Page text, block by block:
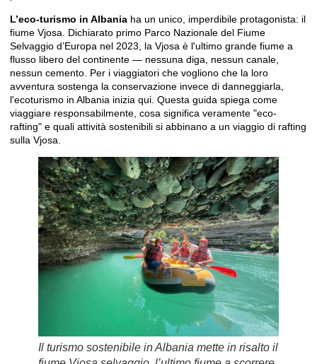
L’eco-turismo in Albania ha un unico, imperdibile protagonista: il
fiume Vjosa. Dichiarato primo Parco Nazionale del Fiume
Selvaggio d’Europa nel 2023, la Vjosa è l'ultimo grande fiume a
flusso libero del continente — nessuna diga, nessun canale,
nessun cemento. Per i viaggiatori che vogliono che la loro
avventura sostenga la conservazione invece di danneggiarla,
l'ecoturismo in Albania inizia qui. Questa guida spiega come
viaggiare responsabilmente, cosa significa veramente "eco-
rafting" e quali attività sostenibili si abbinano a un viaggio di rafting
sulla Vjosa.
Il turismo sostenibile in Albania mette in risalto il